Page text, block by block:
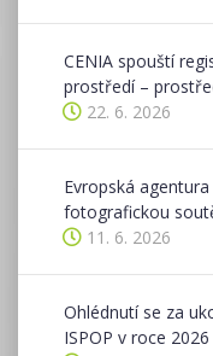
CENIA spouští
prostředí –
22. 6. 2026
Evropská
fotografickou
11. 6. 2026
Ohlédnutí se za
ISPOP v roce 2026